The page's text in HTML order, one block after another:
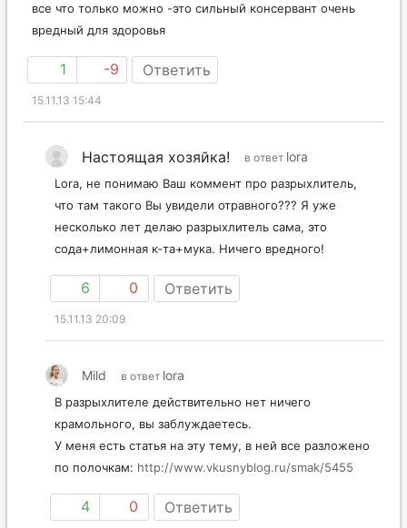
все что только можно -это сильный консервант очень
вредный для здоровья
1 -9 Ответить
15.11.13 15:44
Настоящая хозяйка! в ответ lora
Lora, не понимаю Ваш коммент про разрыхлитель,
что там такого Вы увидели отравного??? Я уже
несколько лет делаю разрыхлитель сама, это
сода+лимонная к-та+мука. Ничего вредного!
6 0 Ответить
15.11.13 20:09
Mild в ответ lora
В разрыхлителе действительно нет ничего
крамольного, вы заблуждаетесь.
У меня есть статья на эту тему, в ней все разложено
по полочкам: http://www.vkusnyblog.ru/smak/5455
4 0 Ответить